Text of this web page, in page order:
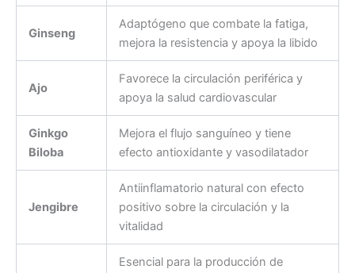
Ginseng
Adaptógeno que combate la fatiga,
mejora la resistencia y apoya la libido
Ajo
Favorece la circulación periférica y
apoya la salud cardiovascular
Ginkgo
Biloba
Mejora el flujo sanguíneo y tiene
efecto antioxidante y vasodilatador
Jengibre
Antiinflamatorio natural con efecto
positivo sobre la circulación y la
vitalidad
Esencial para la producción de